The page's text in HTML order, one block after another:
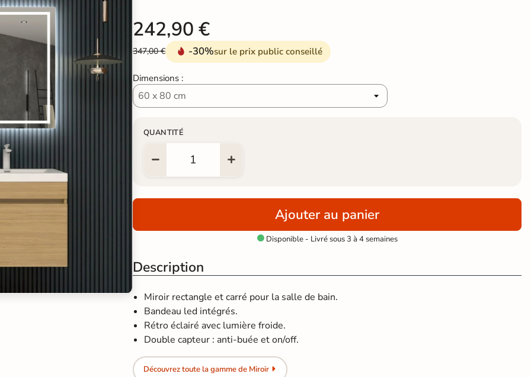
242,90 €
347,00 € -30%sur le prix public conseillé
Dimensions :
QUANTITÉ
Ajouter au panier
 Disponible - Livré sous 3 à 4 semaines
Description
Miroir rectangle et carré pour la salle de bain.
Bandeau led intégrés.
Rétro éclairé avec lumière froide.
Double capteur : anti-buée et on/off.
Découvrez toute la gamme de Miroir